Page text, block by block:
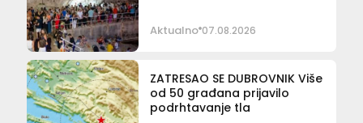
Aktualno 07.08.2026
ZATRESAO SE DUBROVNIK Više
od 50 građana prijavilo
podrhtavanje tla